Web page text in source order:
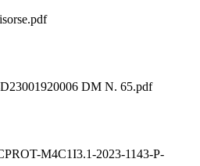
DM N. 65.pdf
M4C1I3.1-2023-1143-P-